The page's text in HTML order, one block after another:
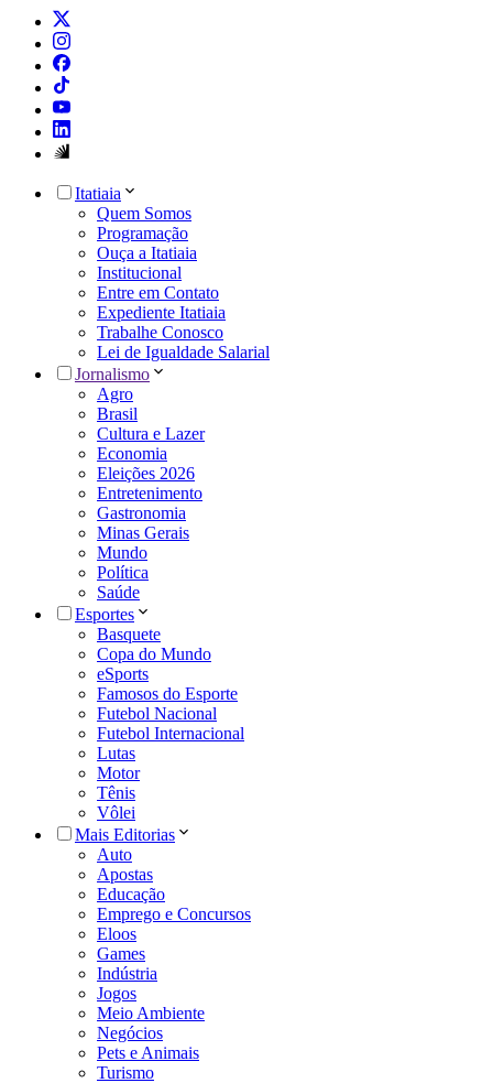
Itatiaia
Quem Somos
Programação
Ouça a Itatiaia
Institucional
Entre em Contato
Expediente Itatiaia
Trabalhe Conosco
Lei de Igualdade Salarial
Jornalismo
Agro
Brasil
Cultura e Lazer
Economia
Eleições 2026
Entretenimento
Gastronomia
Minas Gerais
Mundo
Política
Saúde
Esportes
Basquete
Copa do Mundo
eSports
Famosos do Esporte
Futebol Nacional
Futebol Internacional
Lutas
Motor
Tênis
Vôlei
Mais Editorias
Auto
Apostas
Educação
Emprego e Concursos
Eloos
Games
Indústria
Jogos
Meio Ambiente
Negócios
Pets e Animais
Turismo